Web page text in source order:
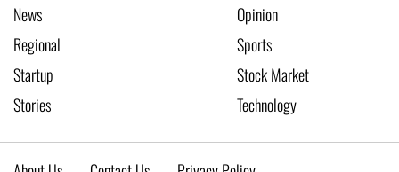
News
Opinion
Regional
Sports
Startup
Stock Market
Stories
Technology